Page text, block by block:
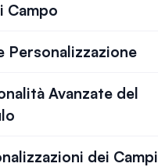
Campo
Personalizzazione
Avanzate del
dei Campi